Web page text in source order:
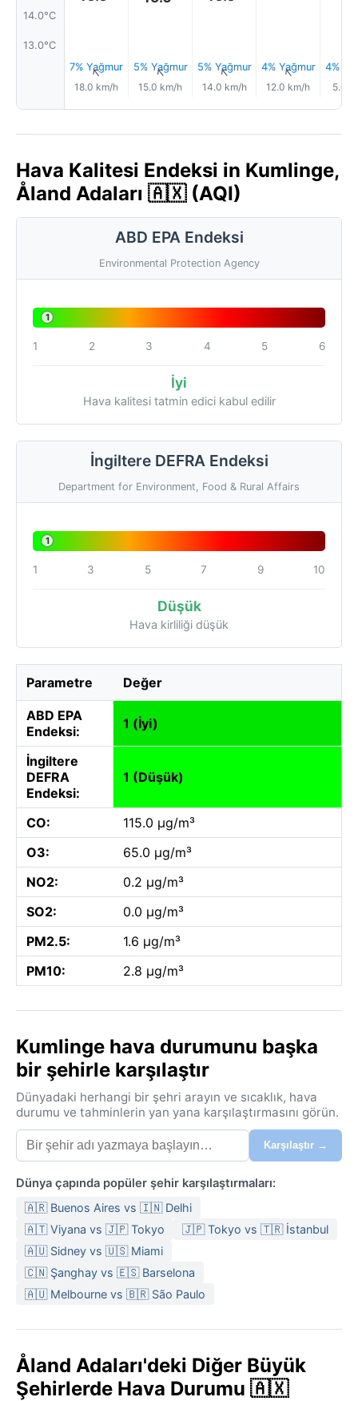
14.0°C
13.0°C
7% Yağmur
↑
18.0 km/h
5% Yağmur
↑
15.0 km/h
5% Yağmur
↑
14.0 km/h
4% Yağmur
↑
12.0 km/h
4%
5.0
Hava Kalitesi Endeksi in Kumlinge,
Åland Adaları 🇦🇽 (AQI)
ABD EPA Endeksi
Environmental Protection Agency
1
1 2 3 4 5 6
İyi
Hava kalitesi tatmin edici kabul edilir
İngiltere DEFRA Endeksi
Department for Environment, Food & Rural Affairs
1
1 3 5 7 9 10
Düşük
Hava kirliliği düşük
Parametre Değer
ABD EPA
Endeksi:
1 (İyi)
İngiltere
DEFRA
Endeksi:
1 (Düşük)
CO:
115.0 µg/m³
O3:
65.0 µg/m³
NO2:
0.2 µg/m³
SO2:
0.0 µg/m³
PM2.5:
1.6 µg/m³
PM10:
2.8 µg/m³
Kumlinge hava durumunu başka
bir şehirle karşılaştır
Dünyadaki herhangi bir şehri arayın ve sıcaklık, hava
durumu ve tahminlerin yan yana karşılaştırmasını görün.
Karşılaştır →
Dünya çapında popüler şehir karşılaştırmaları:
🇦🇷 Buenos Aires vs 🇮🇳 Delhi
🇦🇹 Viyana vs 🇯🇵 Tokyo
🇯🇵 Tokyo vs 🇹🇷 İstanbul
🇦🇺 Sidney vs 🇺🇸 Miami
🇨🇳 Şanghay vs 🇪🇸 Barselona
🇦🇺 Melbourne vs 🇧🇷 São Paulo
Åland Adaları'deki Diğer Büyük
Şehirlerde Hava Durumu 🇦🇽